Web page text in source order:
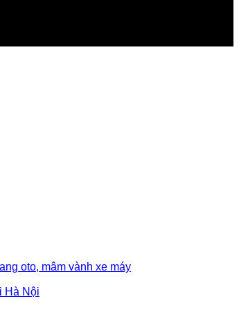
oto, mâm vành xe máy
Hà Nội